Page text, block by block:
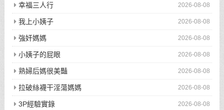
2026-08-08
幸福三人行
2026-08-08
我上小姨子
2026-08-08
強奸媽媽
2026-08-08
小姨子的屁眼
2026-08-08
熟婦后媽很美豔
2026-08-08
拉破絲襪干淫蕩媽媽
2026-08-08
3P經驗實錄